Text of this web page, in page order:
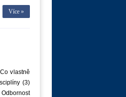
Více »
vlastně
(3)